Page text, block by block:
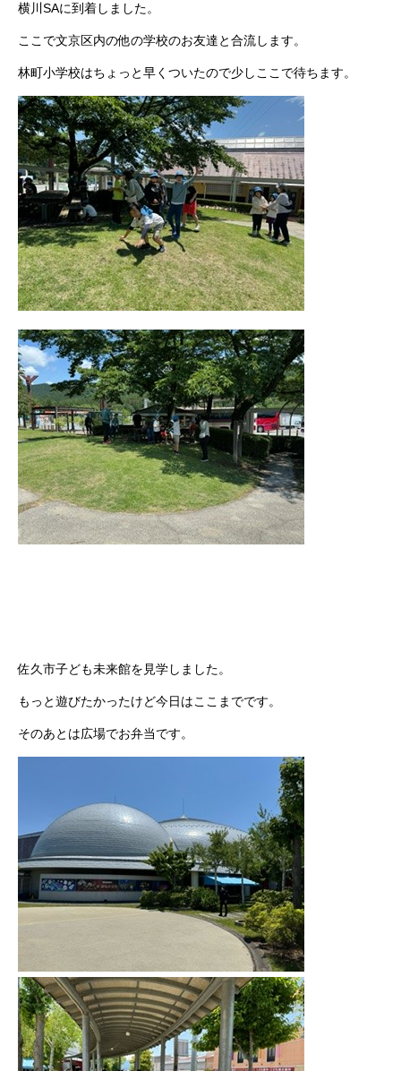
横川SAに到着しました。
ここで文京区内の他の学校のお友達と合流します。
林町小学校はちょっと早くついたので少しここで待ちます。
佐久市子ども未来館を見学しました。
もっと遊びたかったけど今日はここまでです。
そのあとは広場でお弁当です。